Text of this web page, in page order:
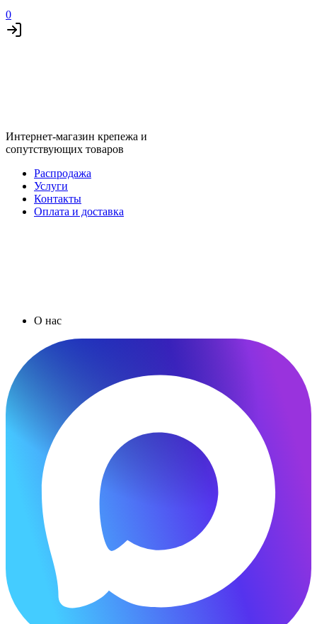
0
Интернет-магазин крепежа и
сопутствующих товаров
Распродажа
Услуги
Контакты
Оплата и доставка
О нас